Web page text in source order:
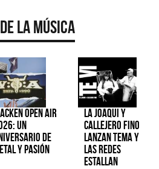
la Música
Open Air
Un
de
y pasión
La Joaqui y
Callejero Fino
lanzan tema y
las redes
estallan